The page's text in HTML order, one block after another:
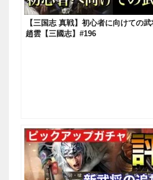
【三国志 真戦】初心者に向けての
趙雲【三國志】#196